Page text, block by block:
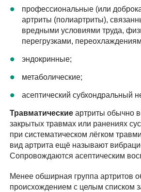
профессиональные (или
артриты (полиартриты),
вредными условиями труда,
перегрузками,
эндокринные;
метаболические;
асептический субхондральный
Травматические артриты обычно
закрытых травмах или ранениях
при систематическом лёгком
вид артрита ещё называют
Сопровождаются асептическим
Менее обширная группа артритов
происхождением с целым списком